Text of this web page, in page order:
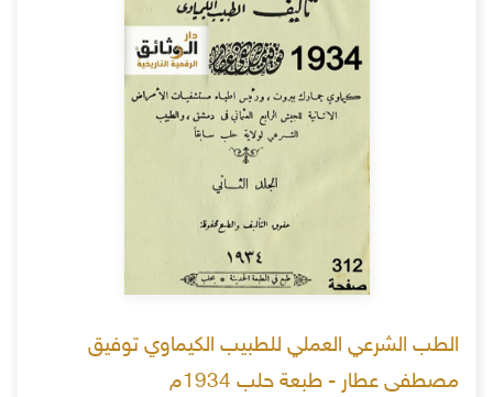
الطب الشرعي العملي للطبيب الكيماوي توفيق
مصطفى عطار - طبعة حلب 1934م